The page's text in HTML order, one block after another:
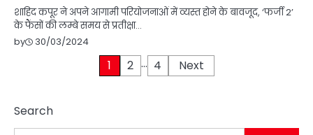
शाहिद कपूर ने अपने आगामी परियोजनाओं में व्यस्त होने के बावजूद, ‘फर्जी 2’
के फैंसों की लम्बे समय से प्रतीक्षा…
by
30/03/2024
1 2 … 4 Next
Search